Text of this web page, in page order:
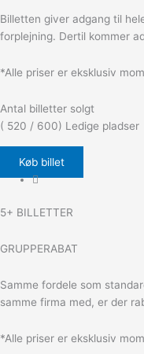
Billetten giver adgang til
forplejning. Dertil kommer
*Alle priser er eksklusiv
Antal billetter solgt
( 520 / 600) Ledige pladser
Køb billet
5+ BILLETTER
GRUPPERABAT
Samme fordele som
samme firma med, er der
*Alle priser er eksklusiv